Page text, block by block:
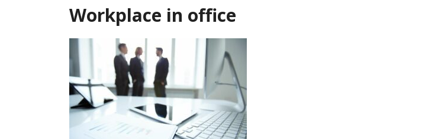
Workplace in office